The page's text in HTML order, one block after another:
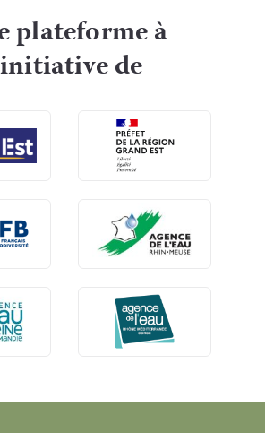
plateforme à
de